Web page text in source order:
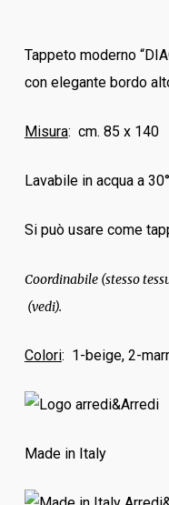
Tappeto moderno
con elegante bordo
Misura: cm. 85 x 140
Lavabile in acqua a
Si può usare come
Coordinabile (stesso
(vedi).
Colori: 1-beige, 2-
Made in Italy